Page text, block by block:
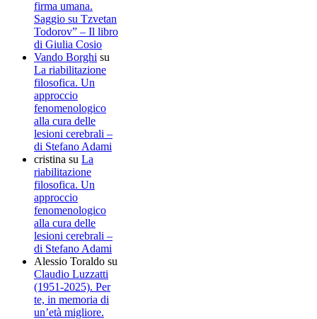
firma umana.
Saggio su Tzvetan
Todorov” – Il libro
di Giulia Cosio
Vando Borghi su
La riabilitazione
filosofica. Un
approccio
fenomenologico
alla cura delle
lesioni cerebrali –
di Stefano Adami
cristina su La
riabilitazione
filosofica. Un
approccio
fenomenologico
alla cura delle
lesioni cerebrali –
di Stefano Adami
Alessio Toraldo su
Claudio Luzzatti
(1951-2025). Per
te, in memoria di
un’età migliore.